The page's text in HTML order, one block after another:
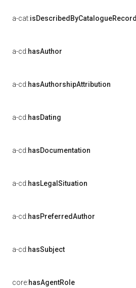
a-cat:isDescribedByCatalogueRecord
a-cd:hasAuthor
a-cd:hasAuthorshipAttribution
a-cd:hasDating
a-cd:hasDocumentation
a-cd:hasLegalSituation
a-cd:hasPreferredAuthor
a-cd:hasSubject
core:hasAgentRole